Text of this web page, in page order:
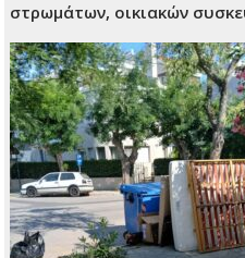
στρωμάτων, οικιακών